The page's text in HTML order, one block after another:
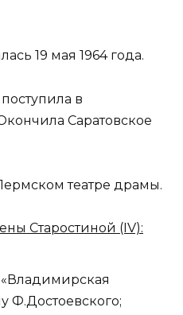
19 мая 1964 года.
в
Саратовское
театре драмы.
Старостиной (IV):
Ф.Достоевского;